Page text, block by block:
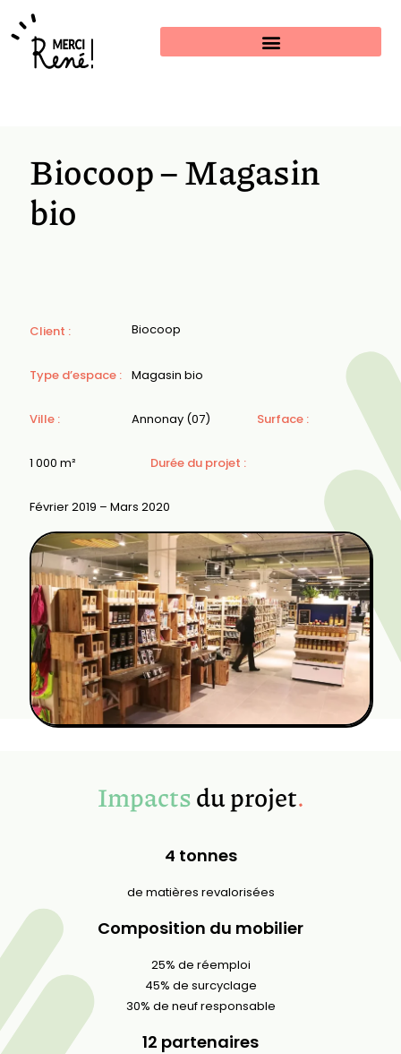
Biocoop – Magasin
bio
Client : Biocoop
Type d’espace : Magasin bio
Ville : Annonay (07) Surface :
1 000 m² Durée du projet :
Février 2019 – Mars 2020
Impactsdu projet.
4 tonnes
de matières revalorisées
Composition du mobilier
25% de réemploi
45% de surcyclage
30% de neuf responsable
12 partenaires